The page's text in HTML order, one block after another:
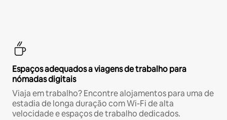
Espaços adequados a viagens de trabalho para
nómadas digitais
Viaja em trabalho? Encontre alojamentos para uma de
estadia de longa duração com Wi-Fi de alta
velocidade e espaços de trabalho dedicados.